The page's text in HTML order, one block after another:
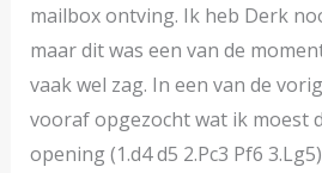
mailbox ontving. Ik heb Derk
maar dit was een van de
vaak wel zag. In een van de
vooraf opgezocht wat ik moest
opening (1.d4 d5 2.Pc3 Pf6